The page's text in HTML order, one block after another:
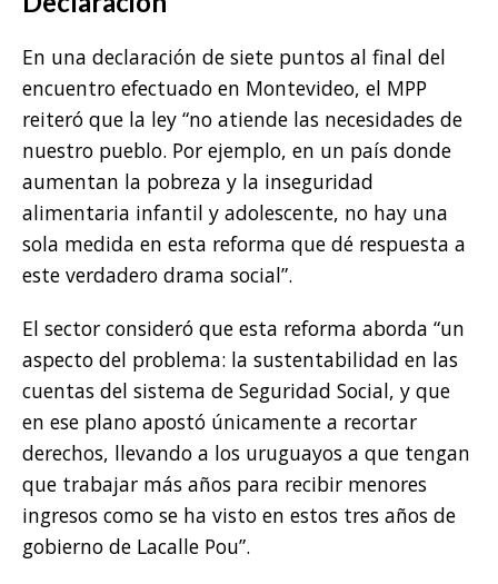
En una declaración de siete puntos al final del
encuentro efectuado en Montevideo, el MPP
reiteró que la ley “no atiende las necesidades de
nuestro pueblo. Por ejemplo, en un país donde
aumentan la pobreza y la inseguridad
alimentaria infantil y adolescente, no hay una
sola medida en esta reforma que dé respuesta a
este verdadero drama social”.
El sector consideró que esta reforma aborda “un
aspecto del problema: la sustentabilidad en las
cuentas del sistema de Seguridad Social, y que
en ese plano apostó únicamente a recortar
derechos, llevando a los uruguayos a que tengan
que trabajar más años para recibir menores
ingresos como se ha visto en estos tres años de
gobierno de Lacalle Pou”.